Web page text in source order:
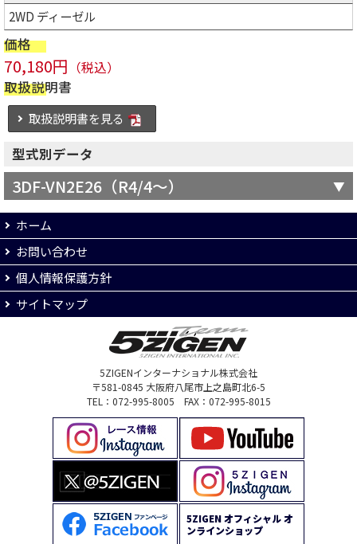
2WD ディーゼル
価格
70,180円 （税込）
取扱説明書
取扱説明書を見る
型式別データ
3DF-VN2E26（R4/4～）
ホーム
お問い合わせ
個人情報保護方針
サイトマップ
5ZIGENインターナショナル株式会社
〒581-0845 大阪府八尾市上之島町北6-5
TEL：072-995-8005 FAX：072-995-8015
5ZIGEN オフィシャル オ
ンラインショップ